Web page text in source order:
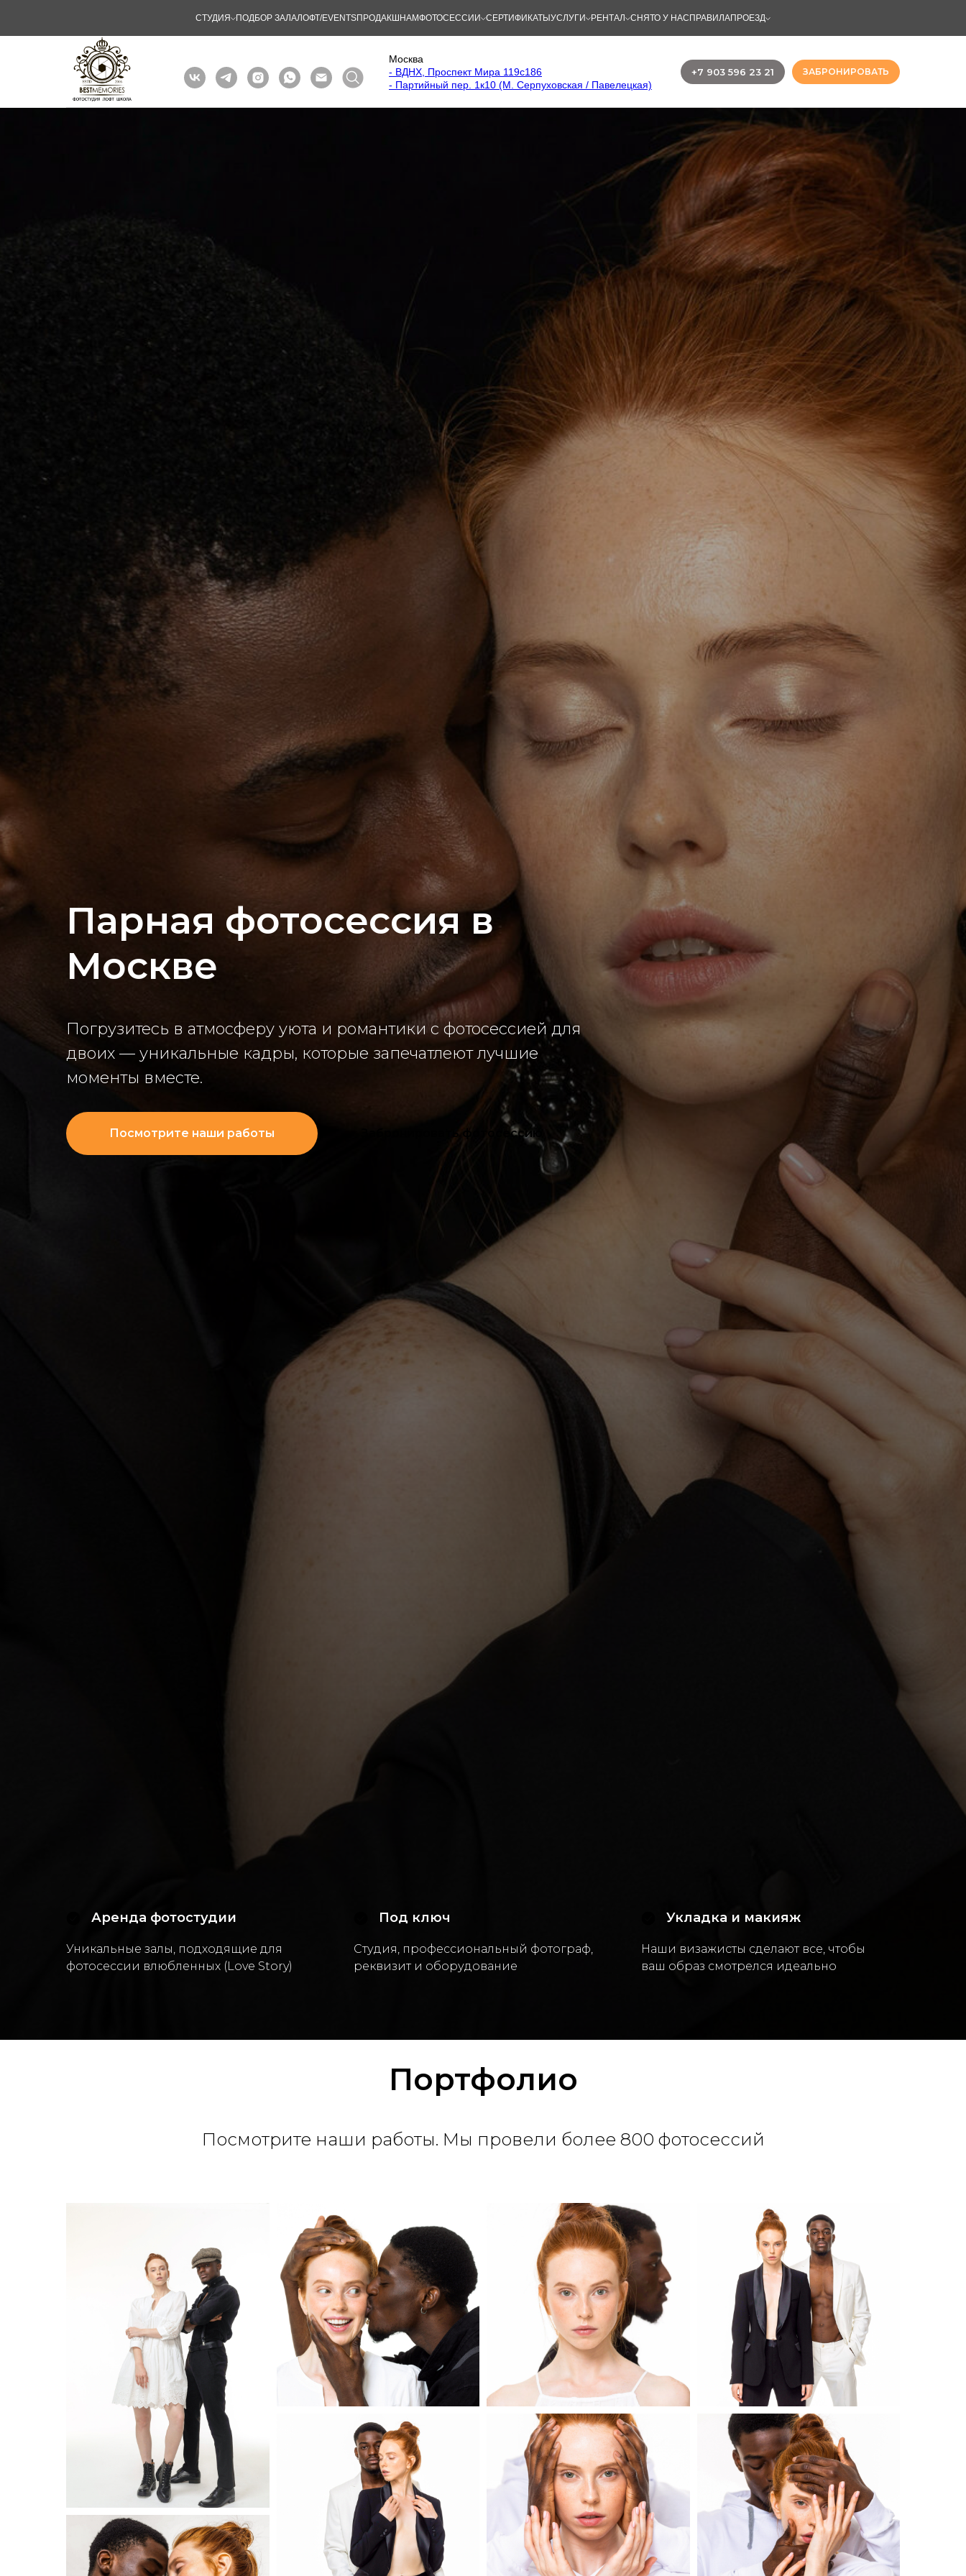
СТУДИЯ ПОДБОР ЗАЛАЛОФТ/EVENTSПРОДАКШНАМФОТОСЕССИИ СЕРТИФИКАТЫ УСЛУГИ РЕНТАЛ СНЯТО У НАС ПРАВИЛАПРОЕЗД
Москва
- ВДНХ, Проспект Мира 119с186
- Партийный пер. 1к10 (М. Серпуховская / Павелецкая)
+7 903 596 23 21 ЗАБРОНИРОВАТЬ
Парная фотосессия в
Москве
Погрузитесь в атмосферу уюта и романтики с фотосессией для
двоих — уникальные кадры, которые запечатлеют лучшие
моменты вместе.
Посмотрите наши работы Забронировать фотосессию
Аренда фотостудии
Уникальные залы, подходящие для
фотосессии влюбленных (Love Story)
Под ключ
Студия, профессиональный фотограф,
реквизит и оборудование
Укладка и макияж
Наши визажисты сделают все, чтобы
ваш образ смотрелся идеально
Портфолио
Посмотрите наши работы. Мы провели более 800 фотосессий